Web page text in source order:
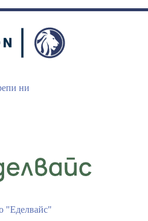
ни
"Еделвайс"